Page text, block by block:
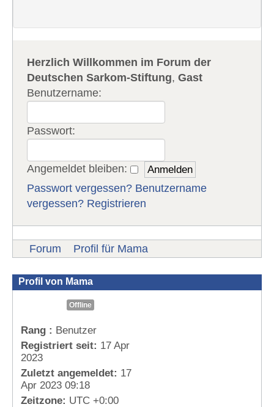
Herzlich Willkommen im Forum der
Deutschen Sarkom-Stiftung,Gast
Benutzername:
Passwort:
Angemeldet bleiben:
Passwort vergessen? Benutzername
vergessen? Registrieren
Forum Profil für Mama
Profil von Mama
Offline
Rang : Benutzer
Registriert seit: 17 Apr
2023
Zuletzt angemeldet: 17
Apr 2023 09:18
Zeitzone: UTC +0:00